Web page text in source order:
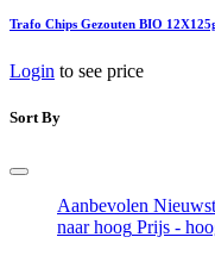
Trafo Chips Gezouten BIO
Login to see price
Sort By
Aanbevolen
naar hoog Prijs -